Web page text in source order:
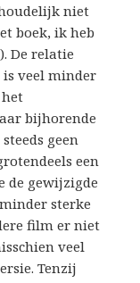
niet
boek, ik heb
De relatie
is veel minder
bijhorende
geen
een
de gewijzigde
sterke
film er niet
veel
Tenzij